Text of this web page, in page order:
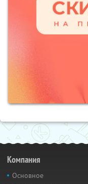
Компания
Основное